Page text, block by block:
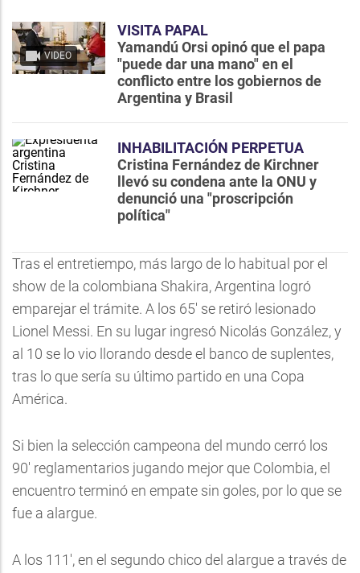
VIDEO
VISITA PAPAL
Yamandú Orsi opinó que el papa
"puede dar una mano" en el
conflicto entre los gobiernos de
Argentina y Brasil
INHABILITACIÓN PERPETUA
Cristina Fernández de Kirchner
llevó su condena ante la ONU y
denunció una "proscripción
política"
Tras el entretiempo, más largo de lo habitual por el
show de la colombiana Shakira, Argentina logró
emparejar el trámite. A los 65' se retiró lesionado
Lionel Messi. En su lugar ingresó Nicolás González, y
al 10 se lo vio llorando desde el banco de suplentes,
tras lo que sería su último partido en una Copa
América.
Si bien la selección campeona del mundo cerró los
90' reglamentarios jugando mejor que Colombia, el
encuentro terminó en empate sin goles, por lo que se
fue a alargue.
A los 111', en el segundo chico del alargue a través de